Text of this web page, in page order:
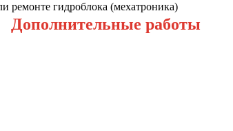
ремонте гидроблока (мехатроника)
Дополнительные работы